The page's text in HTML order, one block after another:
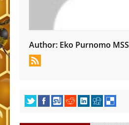
Author: Eko Purnomo MSS